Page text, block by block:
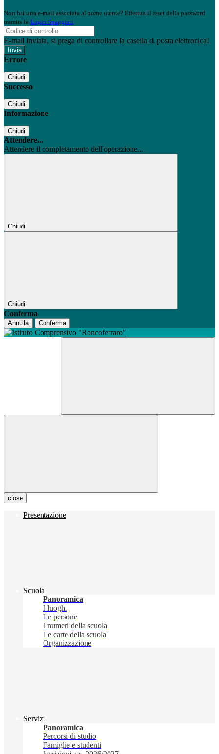
Non hai una e-mail associata al nome utente? Effettua il reset della password
tramite la Login Spaggiari
E-mail inviata, si prega di controllare la casella di posta elettronica!
Errore
Chiudi
Successo
Chiudi
Informazione
Chiudi
Attendere...
Attendere il completamento dell'operazione...
Chiudi
Chiudi
Conferma
Annulla Conferma
close
Presentazione
Scuola
Panoramica
I luoghi
Le persone
I numeri della scuola
Le carte della scuola
Organizzazione
Servizi
Panoramica
Percorsi di studio
Famiglie e studenti